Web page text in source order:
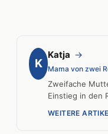
K
Katja →
Mama von zwei
Zweifache
Einstieg in den
WEITERE